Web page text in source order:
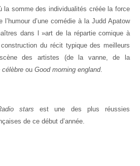
la somme des individualités créée la force
l’humour d’une comédie à la Judd Apatow
dans l »art de la répartie comique à
du récit typique des meilleurs
des artistes (de la vanne, de la
célèbre ou Good morning england.
starsest une des plus réussies
de ce début d’année.